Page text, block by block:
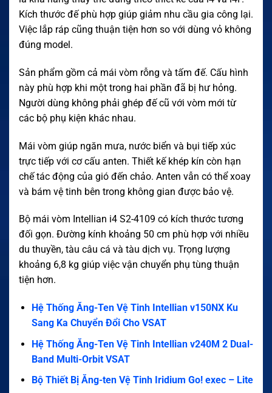
Kích thước đế phù hợp giúp giảm nhu cầu gia công lại.
Việc lắp ráp cũng thuận tiện hơn so với dùng vỏ không
đúng model.
Sản phẩm gồm cả mái vòm rỗng và tấm đế. Cấu hình
này phù hợp khi một trong hai phần đã bị hư hỏng.
Người dùng không phải ghép đế cũ với vòm mới từ
các bộ phụ kiện khác nhau.
Mái vòm giúp ngăn mưa, nước biển và bụi tiếp xúc
trực tiếp với cơ cấu anten. Thiết kế khép kín còn hạn
chế tác động của gió đến chảo. Anten vẫn có thể xoay
và bám vệ tinh bên trong không gian được bảo vệ.
Bộ mái vòm Intellian i4 S2-4109 có kích thước tương
đối gọn. Đường kính khoảng 50 cm phù hợp với nhiều
du thuyền, tàu câu cá và tàu dịch vụ. Trọng lượng
khoảng 6,8 kg giúp việc vận chuyển phụ tùng thuận
tiện hơn.
Hệ Thống Ăng-Ten Vệ Tinh Intellian v150NX Ku
Sang Ka Chuyển Đổi Cho VSAT
Hệ Thống Ăng-Ten Vệ Tinh Intellian v240M 2 Dual-
Band Multi-Orbit VSAT
Bộ Thiết Bị Ăng-ten Vệ Tinh Iridium Go! exec – Lite